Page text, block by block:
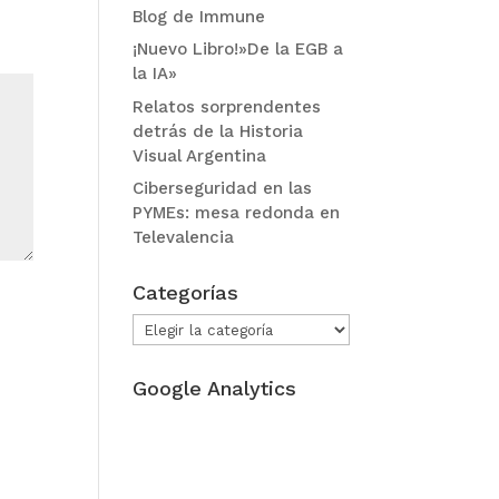
Blog de Immune
¡Nuevo Libro!»De la EGB a
la IA»
Relatos sorprendentes
detrás de la Historia
Visual Argentina
Ciberseguridad en las
PYMEs: mesa redonda en
Televalencia
Categorías
Categorías
Google Analytics